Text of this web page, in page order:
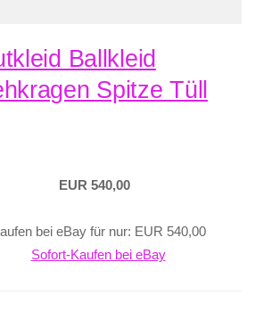
Ballkleid
Spitze Tüll
EUR 540,00
bei eBay für nur: EUR 540,00
Sofort-Kaufen bei eBay